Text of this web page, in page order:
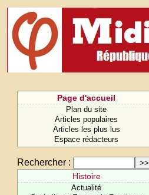
Page d'accueil
Plan du site
Articles populaires
Articles les plus lus
Espace rédacteurs
Rechercher :
Histoire
Actualité